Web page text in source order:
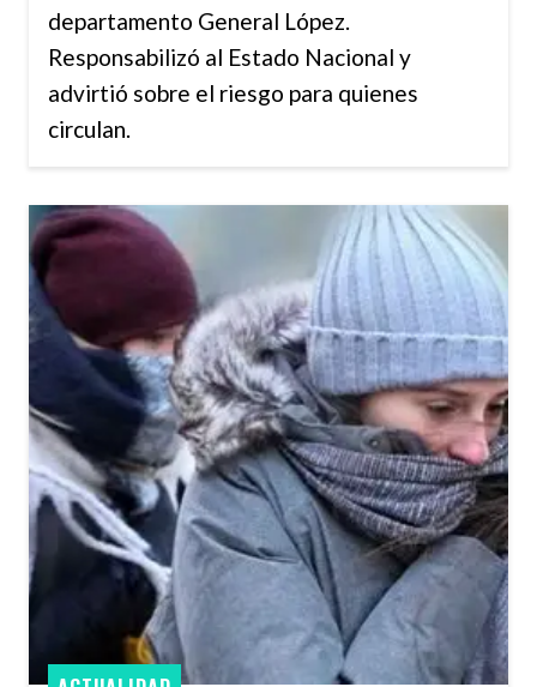
departamento General López.
Responsabilizó al Estado Nacional y
advirtió sobre el riesgo para quienes
circulan.